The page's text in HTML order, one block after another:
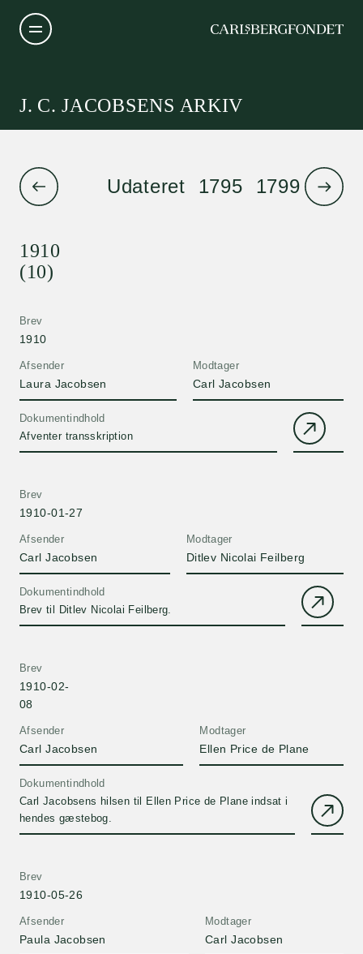
J. C. JACOBSENS ARKIV
Udateret 1795 1799 1801
1910
(10)
Afsender
Laura Jacobsen
Brev
1910
Modtager
Carl Jacobsen
Dokumentindhold
Afventer transskription
Afsender
Carl Jacobsen
Brev
1910-01-27
Modtager
Ditlev Nicolai Feilberg
Dokumentindhold
Brev til Ditlev Nicolai Feilberg.
Afsender
Carl Jacobsen
Brev
1910-02-
08
Modtager
Ellen Price de Plane
Dokumentindhold
Carl Jacobsens hilsen til Ellen Price de Plane indsat i
hendes gæstebog.
Afsender
Paula Jacobsen
Brev
1910-05-26
Modtager
Carl Jacobsen